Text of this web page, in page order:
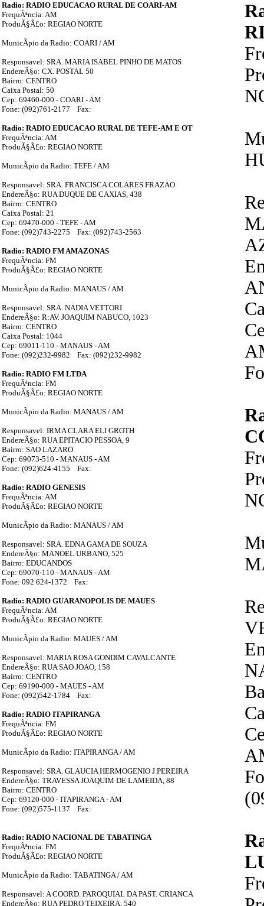
Radio: RADIO EDUCACAO RURAL DE COARI-AM
FrequÃªncia: AM
ProduÃ§Ã£o: REGIAO NORTE
MunicÃ­pio da Radio: COARI / AM
Responsavel: SRA. MARIA ISABEL PINHO DE MATOS
EndereÃ§o: CX. POSTAL 50
Bairro: CENTRO
Caixa Postal: 50
Cep: 69460-000 - COARI - AM
Fone: (092)761-2177 Fax:
Radio: RADIO EDUCACAO RURAL DE TEFE-AM E OT
FrequÃªncia: AM
ProduÃ§Ã£o: REGIAO NORTE
MunicÃ­pio da Radio: TEFE / AM
Responsavel: SRA. FRANCISCA COLARES FRAZAO
EndereÃ§o: RUA DUQUE DE CAXIAS, 438
Bairro: CENTRO
Caixa Postal: 21
Cep: 69470-000 - TEFE - AM
Fone: (092)743-2275 Fax: (092)743-2563
Radio: RADIO FM AMAZONAS
FrequÃªncia: FM
ProduÃ§Ã£o: REGIAO NORTE
MunicÃ­pio da Radio: MANAUS / AM
Responsavel: SRA. NADIA VETTORI
EndereÃ§o: R:AV. JOAQUIM NABUCO, 1023
Bairro: CENTRO
Caixa Postal: 1044
Cep: 69011-110 - MANAUS - AM
Fone: (092)232-9982 Fax: (092)232-9982
Radio: RADIO FM LTDA
FrequÃªncia: FM
ProduÃ§Ã£o: REGIAO NORTE
MunicÃ­pio da Radio: MANAUS / AM
Responsavel: IRMA CLARA ELI GROTH
EndereÃ§o: RUA EPITACIO PESSOA, 9
Bairro: SAO LAZARO
Cep: 69073-510 - MANAUS - AM
Fone: (092)624-4155 Fax:
Radio: RADIO GENESIS
FrequÃªncia: AM
ProduÃ§Ã£o: REGIAO NORTE
MunicÃ­pio da Radio: MANAUS / AM
Responsavel: SRA. EDNA GAMA DE SOUZA
EndereÃ§o: MANOEL URBANO, 525
Bairro: EDUCANDOS
Cep: 69070-110 - MANAUS - AM
Fone: 092 624-1372 Fax:
Radio: RADIO GUARANOPOLIS DE MAUES
FrequÃªncia: AM
ProduÃ§Ã£o: REGIAO NORTE
MunicÃ­pio da Radio: MAUES / AM
Responsavel: MARIA ROSA GONDIM CAVALCANTE
EndereÃ§o: RUA SAO JOAO, 158
Bairro: CENTRO
Cep: 69190-000 - MAUES - AM
Fone: (092)542-1784 Fax:
Radio: RADIO ITAPIRANGA
FrequÃªncia: FM
ProduÃ§Ã£o: REGIAO NORTE
MunicÃ­pio da Radio: ITAPIRANGA / AM
Responsavel: SRA. GLAUCIA HERMOGENIO J.PEREIRA
EndereÃ§o: TRAVESSA JOAQUIM DE LAMEIDA, 88
Bairro: CENTRO
Cep: 69120-000 - ITAPIRANGA - AM
Fone: (092)575-1137 Fax:
Radio: RADIO NACIONAL DE TABATINGA
FrequÃªncia: FM
ProduÃ§Ã£o: REGIAO NORTE
MunicÃ­pio da Radio: TABATINGA / AM
Responsavel: A COORD. PAROQUIAL DA PAST. CRIANCA
EndereÃ§o: RUA PEDRO TEIXEIRA, 540